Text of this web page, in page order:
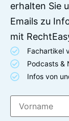
erhalten Sie
Emails zu
mit
Fachartikel
Podcasts &
Infos von